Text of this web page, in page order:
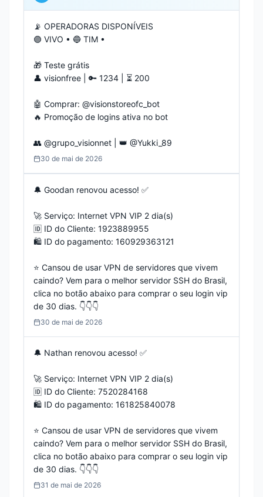
📡 OPERADORAS DISPONÍVEIS
🟣 VIVO • 🔵 TIM •
🎁 Teste grátis
👤 visionfree | 🔑 1234 | ⏳ 200
🤖 Comprar: @visionstoreofc_bot
🔥 Promoção de logins ativa no bot
👥 @grupo_visionnet | 👑 @Yukki_89
30 de mai de 2026
🔔 Goodan renovou acesso! ✅
🚀 Serviço: Internet VPN VIP 2 dia(s)
🆔 ID do Cliente: 1923889955
🛍️ ID do pagamento: 160929363121
⭐️ Cansou de usar VPN de servidores que vivem
caindo? Vem para o melhor servidor SSH do Brasil,
clica no botão abaixo para comprar o seu login vip
de 30 dias. 👇️👇️👇️
30 de mai de 2026
🔔 Nathan renovou acesso! ✅
🚀 Serviço: Internet VPN VIP 2 dia(s)
🆔 ID do Cliente: 7520284168
🛍️ ID do pagamento: 161825840078
⭐️ Cansou de usar VPN de servidores que vivem
caindo? Vem para o melhor servidor SSH do Brasil,
clica no botão abaixo para comprar o seu login vip
de 30 dias. 👇️👇️👇️
31 de mai de 2026